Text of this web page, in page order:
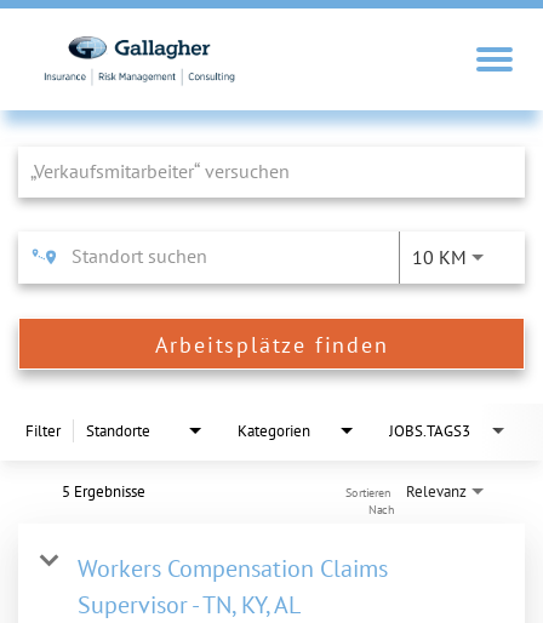
Job Search Page
10 KM
Arbeitsplätze finden
Filter Standorte Kategorien JOBS.TAGS3
5 Ergebnisse Relevanz
Sortieren
Nach
Workers Compensation Claims
Supervisor - TN, KY, AL